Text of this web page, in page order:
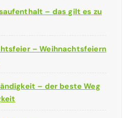
– das gilt es zu
– Weihnachtsfeiern
– der beste Weg